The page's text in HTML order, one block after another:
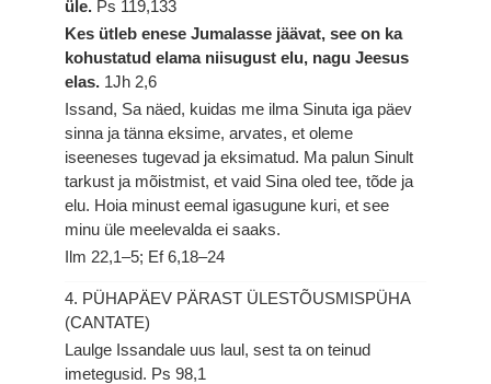
üle. Ps 119,133
Kes ütleb enese Jumalasse jäävat, see on ka
kohustatud elama niisugust elu, nagu Jeesus
elas. 1Jh 2,6
Issand, Sa näed, kuidas me ilma Sinuta iga päev
sinna ja tänna eksime, arvates, et oleme
iseeneses tugevad ja eksimatud. Ma palun Sinult
tarkust ja mõistmist, et vaid Sina oled tee, tõde ja
elu. Hoia minust eemal igasugune kuri, et see
minu üle meelevalda ei saaks.
Ilm 22,1–5; Ef 6,18–24
4. PÜHAPÄEV PÄRAST ÜLESTÕUSMISPÜHA
(CANTATE)
Laulge Issandale uus laul, sest ta on teinud
imetegusid. Ps 98,1